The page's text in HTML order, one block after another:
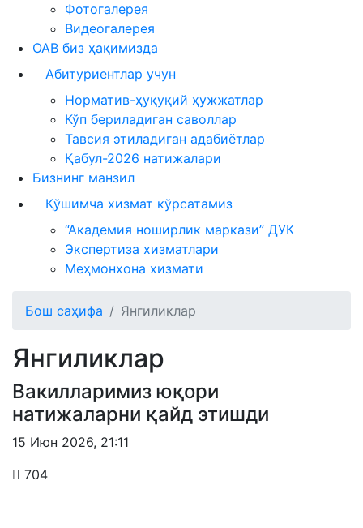
Фотогалерея
Видеогалерея
ОАВ биз ҳақимизда
Абитуриентлар учун
Норматив-ҳуқуқий ҳужжатлар
Кўп бериладиган саволлар
Тавсия этиладиган адабиётлар
Қабул-2026 натижалари
Бизнинг манзил
Қўшимча хизмат кўрсатамиз
“Академия ноширлик маркази” ДУК
Экспертиза хизматлари
Меҳмонхона хизмати
Бош саҳифа Янгиликлар
Янгиликлар
Вакилларимиз юқори
натижаларни қайд этишди
15 Июн 2026, 21:11
704